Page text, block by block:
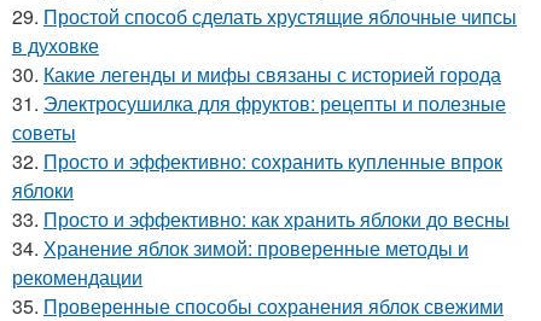
29. Простой способ сделать хрустящие яблочные чипсы
в духовке
30. Какие легенды и мифы связаны с историей города
31. Электросушилка для фруктов: рецепты и полезные
советы
32. Просто и эффективно: сохранить купленные впрок
яблоки
33. Просто и эффективно: как хранить яблоки до весны
34. Хранение яблок зимой: проверенные методы и
рекомендации
35. Проверенные способы сохранения яблок свежими